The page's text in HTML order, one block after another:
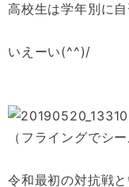
高校生は学年別に
いえーい(^^)/
（フライングでシ
令和最初の対抗戦